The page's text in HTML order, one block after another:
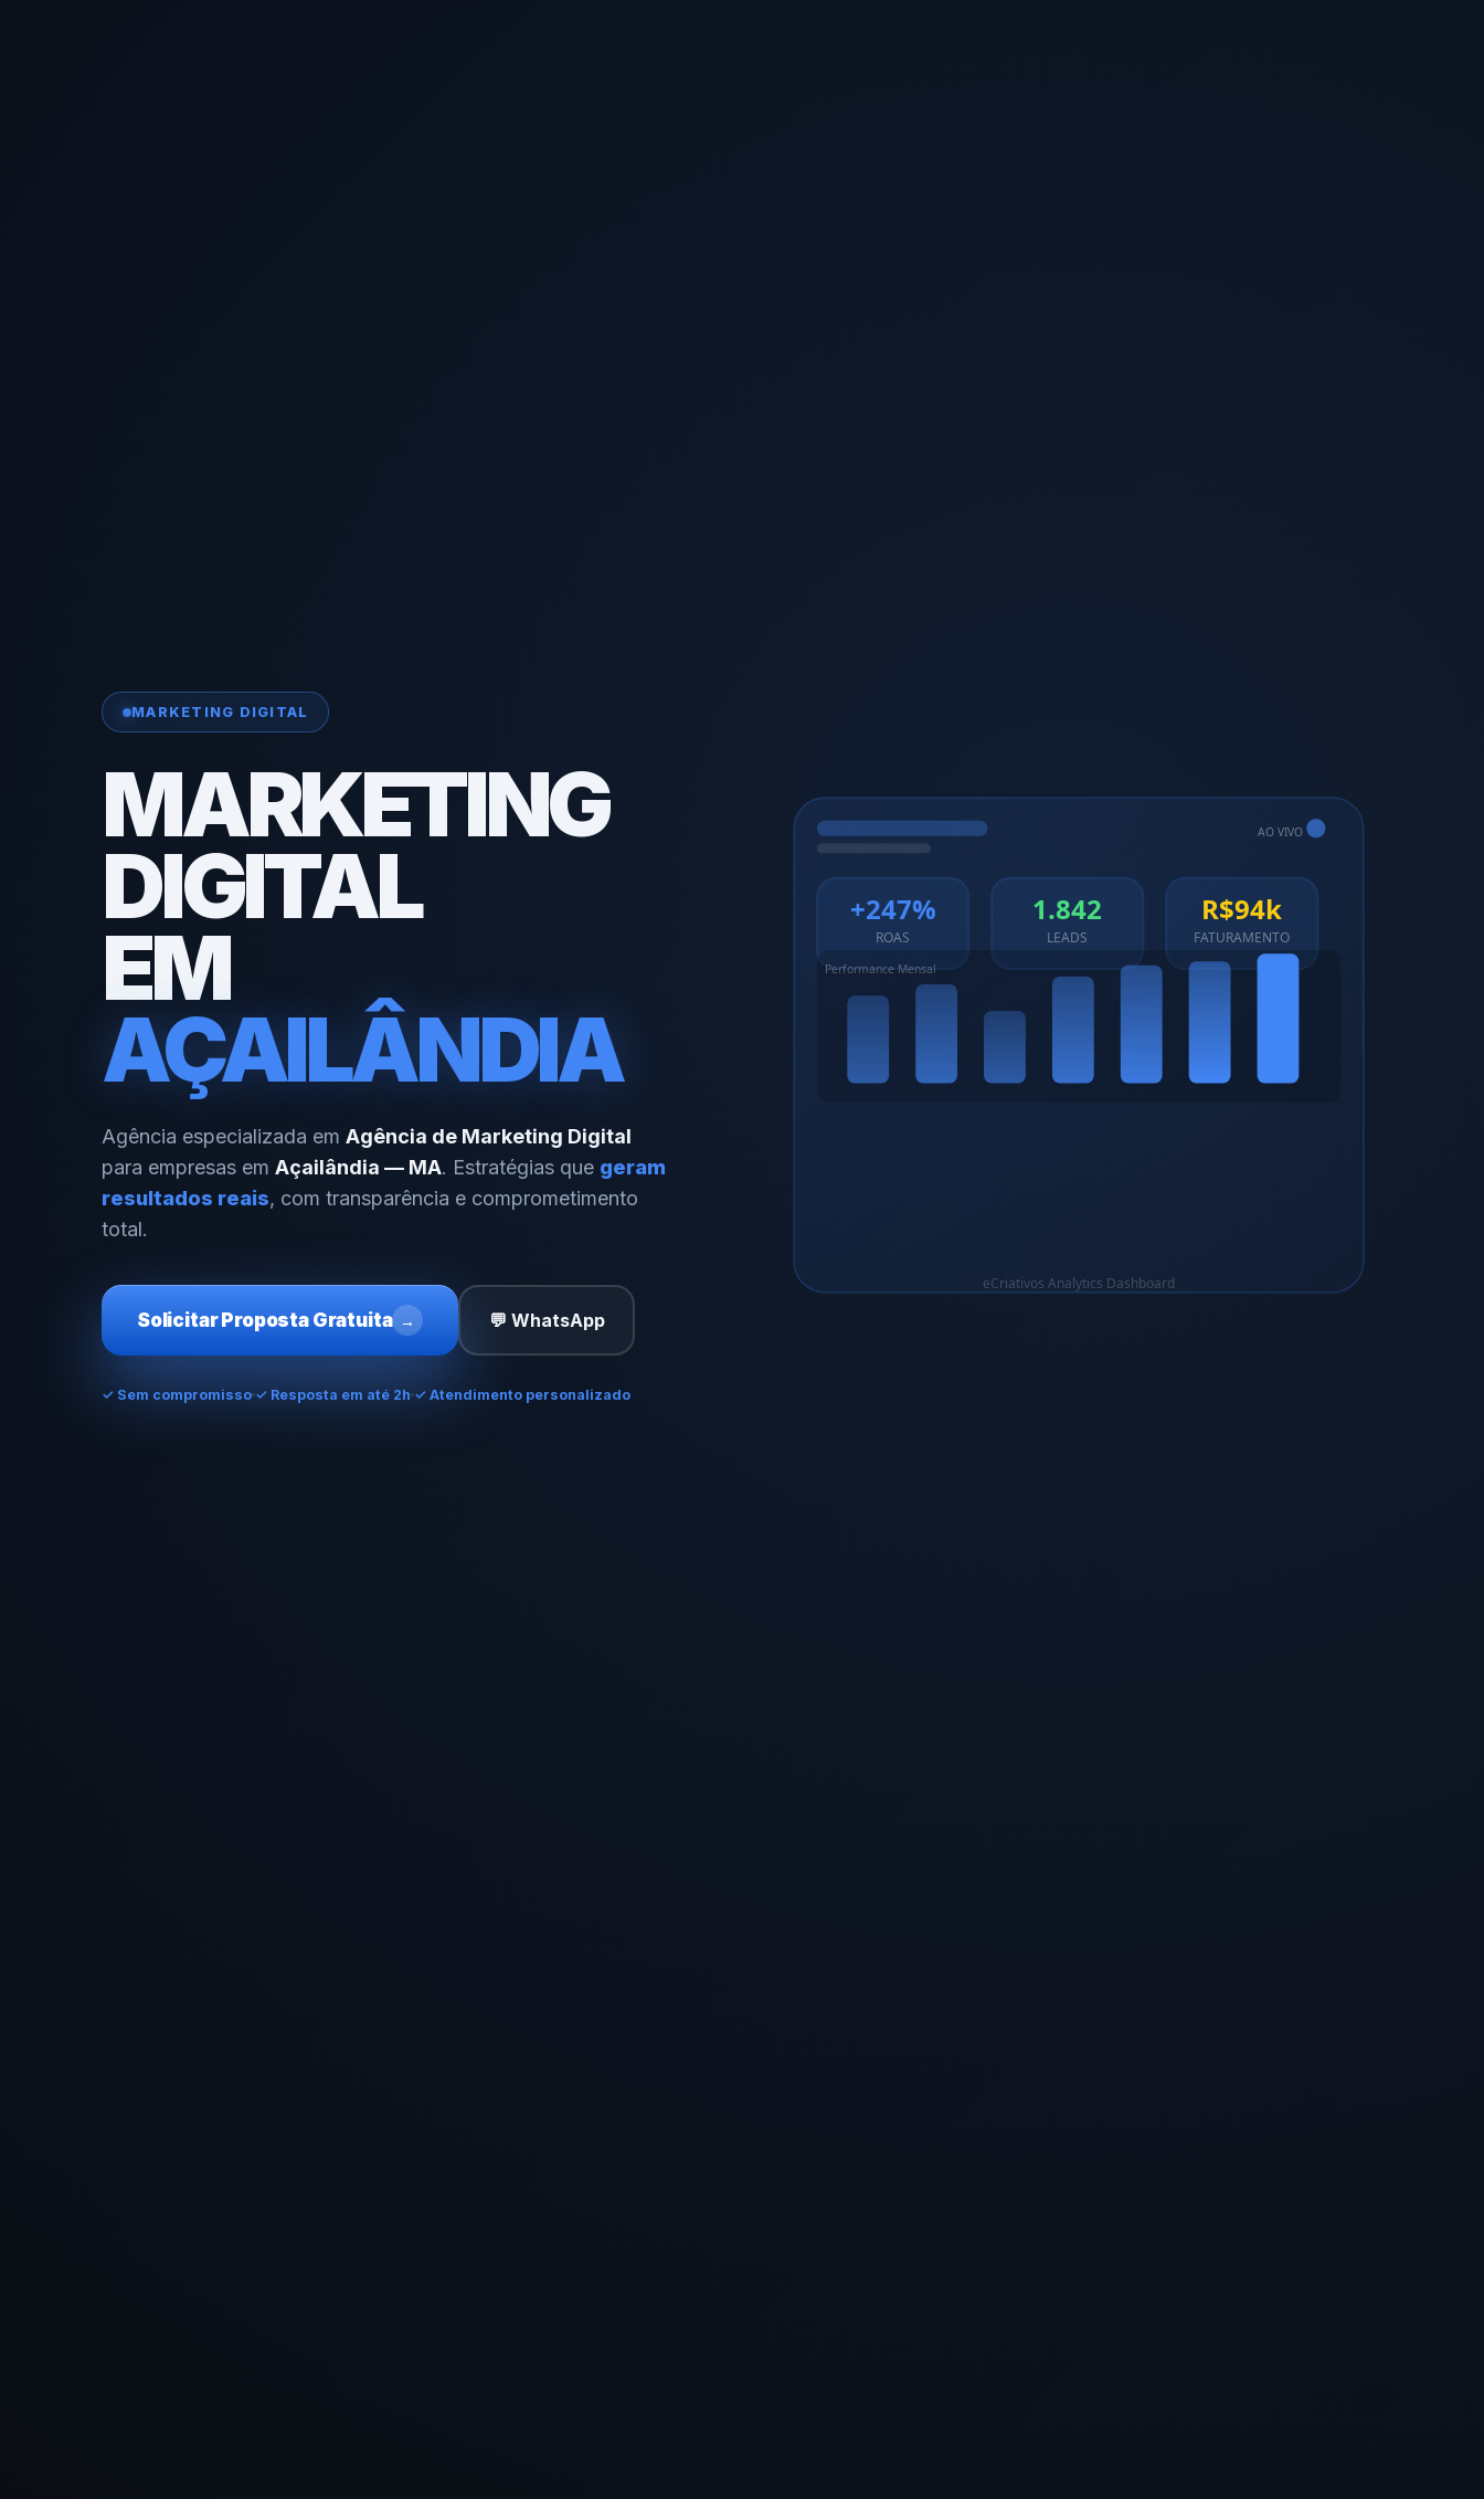
MARKETING DIGITAL
MARKETING
DIGITAL
EM
AÇAILÂNDIA
Agência especializada em Agência de Marketing Digital
para empresas em Açailândia — MA. Estratégias que geram
resultados reais, com transparência e comprometimento
total.
Solicitar Proposta Gratuita → 💬 WhatsApp
✓ Sem compromisso ✓ Resposta em até 2h ✓ Atendimento personalizado
+247%
ROAS
1.842
LEADS
R$94k
FATURAMENTO
Performance Mensal
AO VIVO
eCriativos Analytics Dashboard